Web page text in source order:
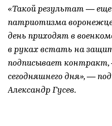
«Такой результат —
патриотизма
день приходят в
в руках встать на
подписывает контракт,
сегодняшнего дня», —
Александр Гусев.